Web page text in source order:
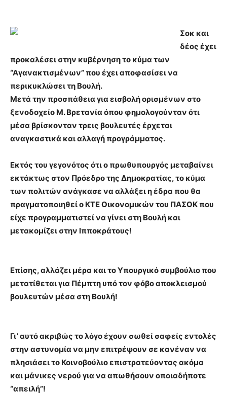
Σοκ και
δέος έχει
προκαλέσει στην κυβέρνηση το κύμα των
“Αγανακτισμένων” που έχει αποφασίσει να
περικυκλώσει τη Βουλή.
Μετά την προσπάθεια για εισβολή ορισμένων στο
ξενοδοχείο Μ. Βρετανία όπου φημολογούνταν ότι
μέσα βρίσκονταν τρεις βουλευτές έρχεται
αναγκαστικά και αλλαγή προγράμματος.
Εκτός του γεγονότος ότι ο πρωθυπουργός μεταβαίνει
εκτάκτως στον Πρόεδρο της Δημοκρατίας, το κύμα
των πολιτών ανάγκασε να αλλάξει η έδρα που θα
πραγματοποιηθεί ο ΚΤΕ Οικονομικών του ΠΑΣΟΚ που
είχε προγραμματιστεί να γίνει στη Βουλή και
μετακομίζει στην Ιπποκράτους!
Επίσης, αλλάζει μέρα και το Υπουργικό συμβούλιο που
μετατίθεται για Πέμπτη υπό τον φόβο αποκλεισμού
βουλευτών μέσα στη Βουλή!
Γι’ αυτό ακριβώς το λόγο έχουν σωθεί σαφείς εντολές
στην αστυνομία να μην επιτρέψουν σε κανέναν να
πλησιάσει το Κοινοβούλιο επιστρατεύοντας ακόμα
και μάνικες νερού για να απωθήσουν οποιαδήποτε
“απειλή”!